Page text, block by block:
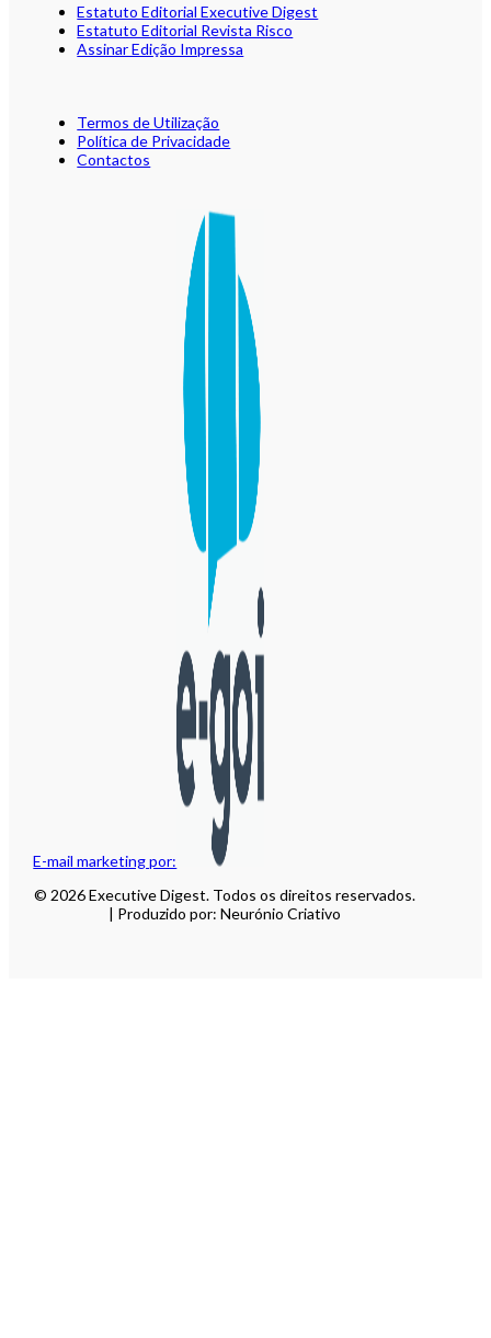
E-mail marketing por:
Estatuto Editorial Executive Digest
Estatuto Editorial Revista Risco
Assinar Edição Impressa
Termos de Utilização
Política de Privacidade
Contactos
© 2026 Executive Digest. Todos os direitos reservados.
| Produzido por: Neurónio Criativo